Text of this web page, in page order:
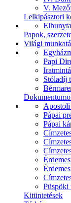
V.
Lelkipásztori
Papok,
Világi
Papi
Stóladíj
Pápai
Pápai
Püspöki
Kitüntetések